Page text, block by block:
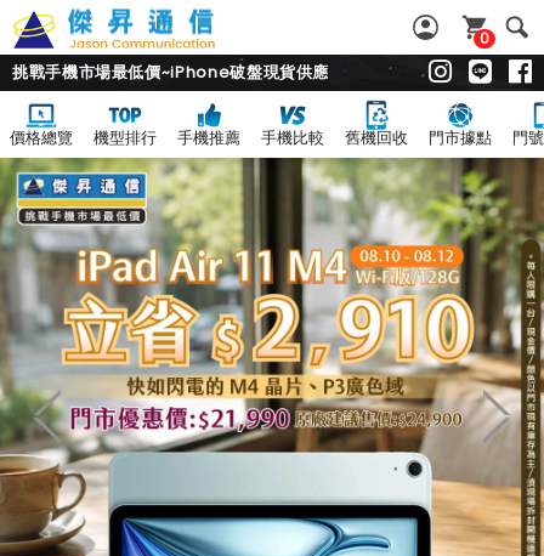
0
挑戰手機市場最低價~iPhone破盤現貨供應
價格總覽 機型排行 手機推薦 手機比較 舊機回收 門市據點 門